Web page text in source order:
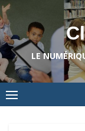
Skip
to
content
LE